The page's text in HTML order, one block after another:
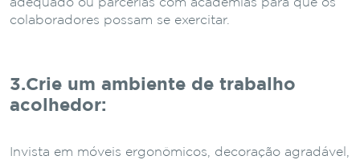
adequado ou parcerias com academias para que os
colaboradores possam se exercitar.
3.Crie um ambiente de trabalho
acolhedor:
Invista em móveis ergonômicos, decoração agradável,